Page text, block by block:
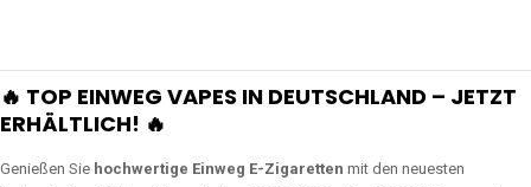
🔥 TOP EINWEG VAPES IN DEUTSCHLAND – JETZT
ERHÄLTLICH! 🔥
Genießen Sie hochwertige Einweg E-Zigaretten mit den neuesten